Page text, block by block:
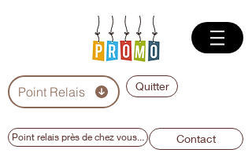
Point Relais Quitter
Point relais près de chez vous... Contact